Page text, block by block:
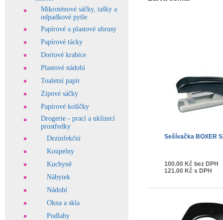
Mikroténové sáčky, tašky a
odpadkové pytle
Papírové a plastové ubrusy
Papírové tácky
Dortové krabice
Plastové nádobí
Toaletní papír
Zipové sáčky
Papírové košíčky
Drogerie - prací a uklízecí
prostředky
Dezinfekční
Koupelny
Kuchyně
Nábytek
Nádobí
Okna a skla
Podlahy
Sešívačka BOXER
100.00 Kč bez DPH
121.00 Kč s DPH